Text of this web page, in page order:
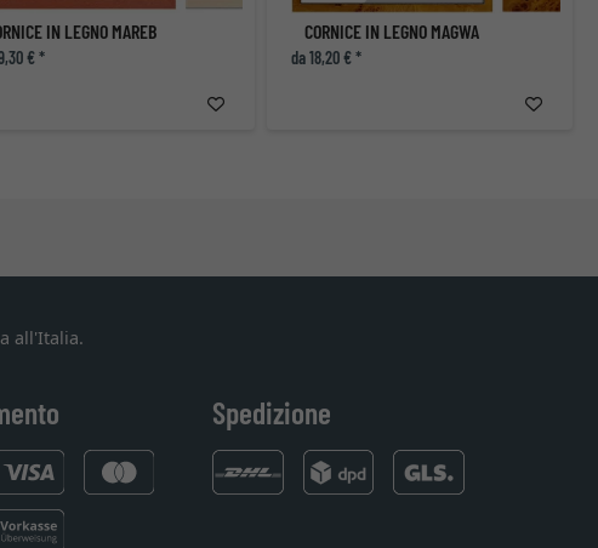
IN LEGNO MAREB
€ *
CORNICE IN LEGNO MAGWA
da 18,20 € *
all'Italia.
Spedizione